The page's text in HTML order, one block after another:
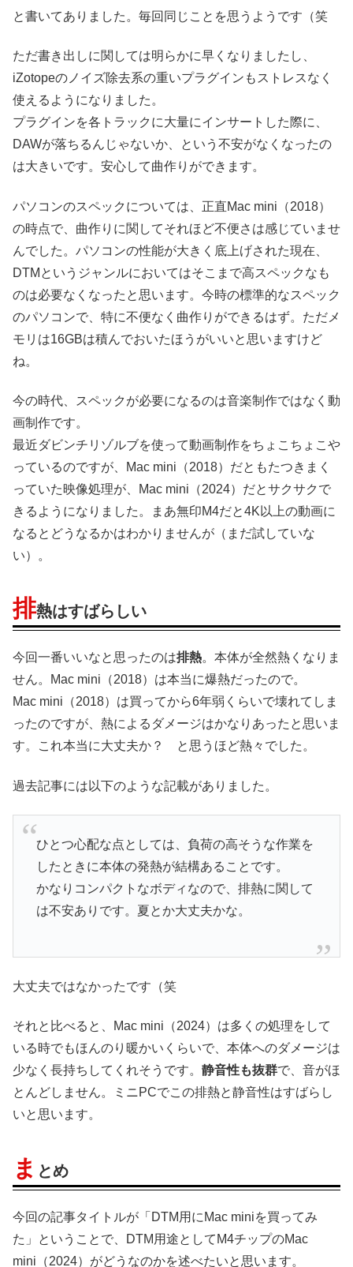
と書いてありました。毎回同じことを思うようです（笑
ただ書き出しに関しては明らかに早くなりましたし、
iZotopeのノイズ除去系の重いプラグインもストレスなく
使えるようになりました。
プラグインを各トラックに大量にインサートした際に、
DAWが落ちるんじゃないか、という不安がなくなったの
は大きいです。安心して曲作りができます。
パソコンのスペックについては、正直Mac mini（2018）
の時点で、曲作りに関してそれほど不便さは感じていませ
んでした。パソコンの性能が大きく底上げされた現在、
DTMというジャンルにおいてはそこまで高スペックなも
のは必要なくなったと思います。今時の標準的なスペック
のパソコンで、特に不便なく曲作りができるはず。ただメ
モリは16GBは積んでおいたほうがいいと思いますけど
ね。
今の時代、スペックが必要になるのは音楽制作ではなく動
画制作です。
最近ダビンチリゾルブを使って動画制作をちょこちょこや
っているのですが、Mac mini（2018）だともたつきまく
っていた映像処理が、Mac mini（2024）だとサクサクで
きるようになりました。まあ無印M4だと4K以上の動画に
なるとどうなるかはわかりませんが（まだ試していな
い）。
排熱はすばらしい
今回一番いいなと思ったのは排熱。本体が全然熱くなりま
せん。Mac mini（2018）は本当に爆熱だったので。
Mac mini（2018）は買ってから6年弱くらいで壊れてしま
ったのですが、熱によるダメージはかなりあったと思いま
す。これ本当に大丈夫か？ と思うほど熱々でした。
過去記事には以下のような記載がありました。
ひとつ心配な点としては、負荷の高そうな作業を
したときに本体の発熱が結構あることです。
かなりコンパクトなボディなので、排熱に関して
は不安ありです。夏とか大丈夫かな。
大丈夫ではなかったです（笑
それと比べると、Mac mini（2024）は多くの処理をして
いる時でもほんのり暖かいくらいで、本体へのダメージは
少なく長持ちしてくれそうです。 静音性も抜群で、音がほ
とんどしません。ミニPCでこの排熱と静音性はすばらし
いと思います。
ま とめ
今回の記事タイトルが「DTM用にMac miniを買ってみ
た」ということで、DTM用途としてM4チップのMac
mini（2024）がどうなのかを述べたいと思います。